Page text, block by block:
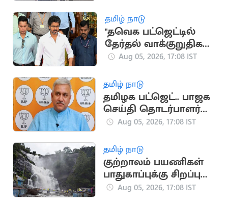
தமிழ் நாடு
"தவெக பட்ஜெட்டில்
தேர்தல் வாக்குறுதிகள்
இடம்பெறவில்லை"..
Aug 05, 2026, 17:08 IST
தமிழ் நாடு
தமிழக பட்ஜெட்.. பாஜக
செய்தி தொடர்பாளர்
விமர்சனம்
Aug 05, 2026, 17:08 IST
தமிழ் நாடு
குற்றாலம் பயணிகள்
பாதுகாப்புக்கு சிறப்பு
கண்காணிப்பு குழு
Aug 05, 2026, 17:08 IST